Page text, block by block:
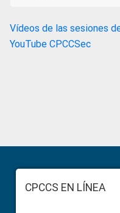
Vídeos de las sesiones
YouTube CPCCSec
Sidebar
FooterCPCCS EN LÍNEA